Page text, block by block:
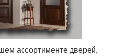
ассортименте дверей,